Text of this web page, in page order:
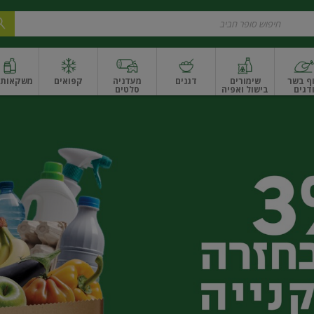
בשר
ודגים
שימורים
בישול ואפיה
דגנים מעדניה
סלטים
ונקניקים
קפואים משקאות
ואגוזיםפירות יבשים ארוזפירות יבשים בתפזורתפיצוחים, אגוזים